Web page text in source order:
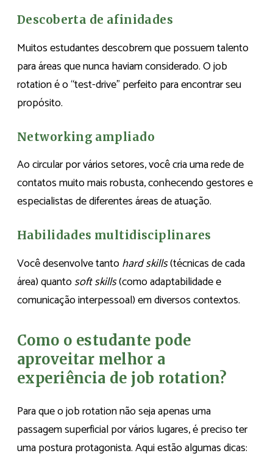
Descoberta de afinidades
Muitos estudantes descobrem que possuem talento
para áreas que nunca haviam considerado. O job
rotation é o “test-drive” perfeito para encontrar seu
propósito.
Networking ampliado
Ao circular por vários setores, você cria uma rede de
contatos muito mais robusta, conhecendo gestores e
especialistas de diferentes áreas de atuação.
Habilidades multidisciplinares
Você desenvolve tantohard skills(técnicas de cada
área) quantosoft skills(como adaptabilidade e
comunicação interpessoal) em diversos contextos.
Como o estudante pode
aproveitar melhor a
experiência de job rotation?
Para que o job rotation não seja apenas uma
passagem superficial por vários lugares, é preciso ter
uma postura protagonista. Aqui estão algumas dicas: